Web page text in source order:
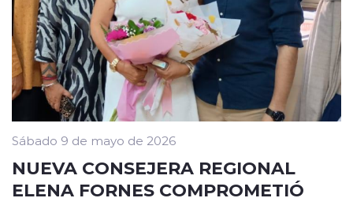
Sábado 9 de mayo de 2026
NUEVA CONSEJERA REGIONAL
ELENA FORNES COMPROMETIÓ